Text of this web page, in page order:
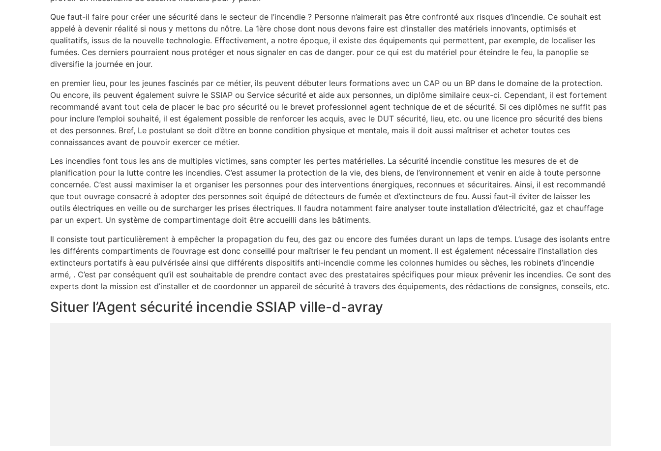
Que faut-il faire pour créer une sécurité dans le secteur de l’incendie ? Personne n’aimerait pas être confronté aux risques d’incendie. Ce souhait est
appelé à devenir réalité si nous y mettons du nôtre. La 1ère chose dont nous devons faire est d’installer des matériels innovants, optimisés et
qualitatifs, issus de la nouvelle technologie. Effectivement, a notre époque, il existe des équipements qui permettent, par exemple, de localiser les
fumées. Ces derniers pourraient nous protéger et nous signaler en cas de danger. pour ce qui est du matériel pour éteindre le feu, la panoplie se
diversifie la journée en jour.
en premier lieu, pour les jeunes fascinés par ce métier, ils peuvent débuter leurs formations avec un CAP ou un BP dans le domaine de la protection.
Ou encore, ils peuvent également suivre le SSIAP ou Service sécurité et aide aux personnes, un diplôme similaire ceux-ci. Cependant, il est fortement
recommandé avant tout cela de placer le bac pro sécurité ou le brevet professionnel agent technique de et de sécurité. Si ces diplômes ne suffit pas
pour inclure l’emploi souhaité, il est également possible de renforcer les acquis, avec le DUT sécurité, lieu, etc. ou une licence pro sécurité des biens
et des personnes. Bref, Le postulant se doit d’être en bonne condition physique et mentale, mais il doit aussi maîtriser et acheter toutes ces
connaissances avant de pouvoir exercer ce métier.
Les incendies font tous les ans de multiples victimes, sans compter les pertes matérielles. La sécurité incendie constitue les mesures de et de
planification pour la lutte contre les incendies. C’est assumer la protection de la vie, des biens, de l’environnement et venir en aide à toute personne
concernée. C’est aussi maximiser la et organiser les personnes pour des interventions énergiques, reconnues et sécuritaires. Ainsi, il est recommandé
que tout ouvrage consacré à adopter des personnes soit équipé de détecteurs de fumée et d’extincteurs de feu. Aussi faut-il éviter de laisser les
outils électriques en veille ou de surcharger les prises électriques. Il faudra notamment faire analyser toute installation d’électricité, gaz et chauffage
par un expert. Un système de compartimentage doit être accueilli dans les bâtiments.
Il consiste tout particulièrement à empêcher la propagation du feu, des gaz ou encore des fumées durant un laps de temps. L’usage des isolants entre
les différents compartiments de l’ouvrage est donc conseillé pour maîtriser le feu pendant un moment. Il est également nécessaire l’installation des
extincteurs portatifs à eau pulvérisée ainsi que différents dispositifs anti-incendie comme les colonnes humides ou sèches, les robinets d’incendie
armé, . C’est par conséquent qu’il est souhaitable de prendre contact avec des prestataires spécifiques pour mieux prévenir les incendies. Ce sont des
experts dont la mission est d’installer et de coordonner un appareil de sécurité à travers des équipements, des rédactions de consignes, conseils, etc.
Situer l’Agent sécurité incendie SSIAP ville-d-avray